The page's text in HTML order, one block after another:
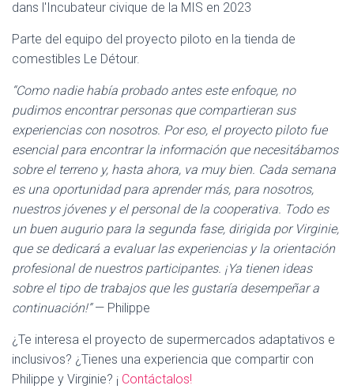
Parte del equipo del proyecto piloto en la tienda de
comestibles Le Détour.
“Como nadie había probado antes este enfoque, no
pudimos encontrar personas que compartieran sus
experiencias con nosotros. Por eso, el proyecto piloto fue
esencial para encontrar la información que necesitábamos
sobre el terreno y, hasta ahora, va muy bien. Cada semana
es una oportunidad para aprender más, para nosotros,
nuestros jóvenes y el personal de la cooperativa. Todo es
un buen augurio para la segunda fase, dirigida por Virginie,
que se dedicará a evaluar las experiencias y la orientación
profesional de nuestros participantes. ¡Ya tienen ideas
sobre el tipo de trabajos que les gustaría desempeñar a
continuación!”— Philippe
¿Te interesa el proyecto de supermercados adaptativos e
inclusivos? ¿Tienes una experiencia que compartir con
Philippe y Virginie? ¡ Contáctalos!